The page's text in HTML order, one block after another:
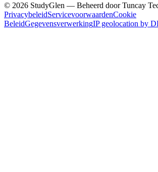
© 2026 StudyGlen — Beheerd door Tuncay
PrivacybeleidServicevoorwaardenCookie
BeleidGegevensverwerkingIP geolocation by